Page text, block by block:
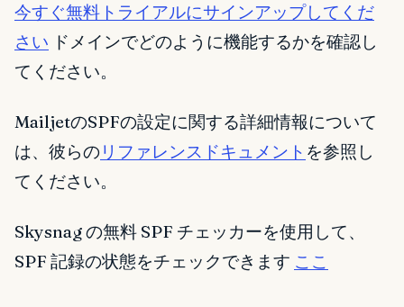
今すぐ無料トライアルにサインアップしてくだ
さい ドメインでどのように機能するかを確認し
てください。
MailjetのSPFの設定に関する詳細情報について
は、彼らのリファレンスドキュメント を参照し
てください。
Skysnag の無料 SPF チェッカーを使用して、
SPF 記録の状態をチェックできます ここ